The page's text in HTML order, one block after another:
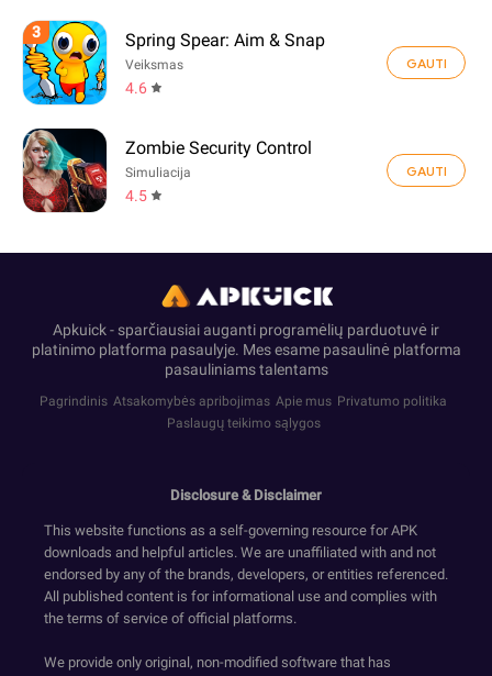
3 Spring Spear: Aim & Snap
Veiksmas
4.6
GAUTI
Zombie Security Control
Simuliacija
4.5
GAUTI
Apkuick - sparčiausiai auganti programėlių parduotuvė ir
platinimo platforma pasaulyje. Mes esame pasaulinė platforma
pasauliniams talentams
Pagrindinis Atsakomybės apribojimas Apie mus Privatumo politika
Paslaugų teikimo sąlygos
Disclosure & Disclaimer
This website functions as a self-governing resource for APK
downloads and helpful articles. We are unaffiliated with and not
endorsed by any of the brands, developers, or entities referenced.
All published content is for informational use and complies with
the terms of service of official platforms.
We provide only original, non-modified software that has